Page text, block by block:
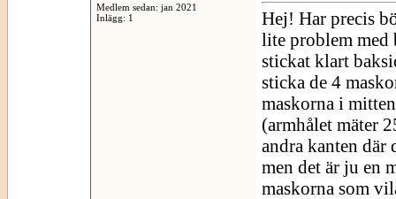
Medlem sedan: jan 2021
Inlägg: 1
Hej! Har precis
lite problem med
stickat klart
sticka de 4
maskorna i
(armhålet mäter
andra kanten där
men det är ju en
maskorna som